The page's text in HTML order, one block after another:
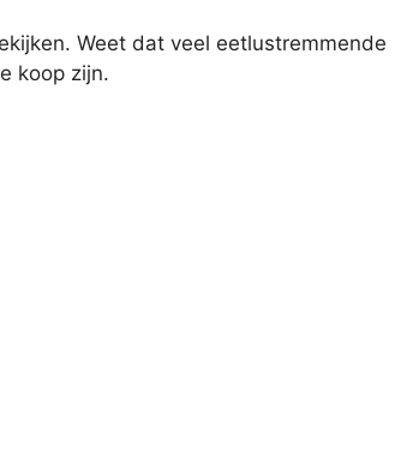
Weet dat veel eetlustremmende
koop zijn.